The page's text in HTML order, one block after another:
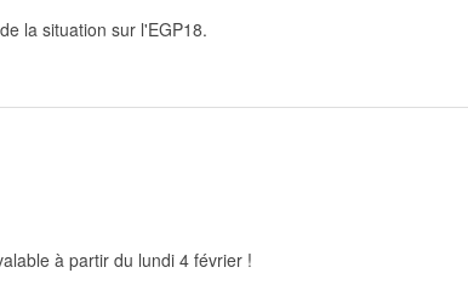
la situation sur l'EGP18.
à partir du lundi 4 février !